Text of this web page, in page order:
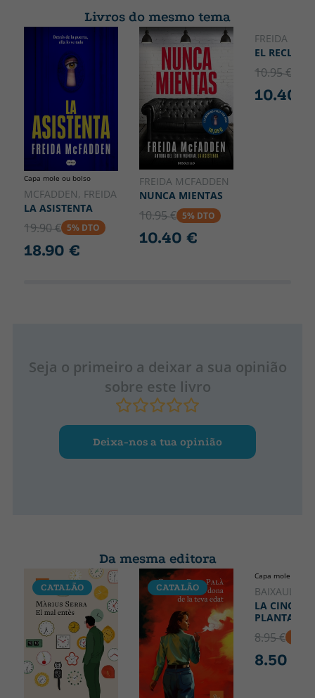
Livros do mesmo tema
Capa mole ou bolso
MCFADDEN, FREIDA
LA ASISTENTA
19.90 € 5% DTO
18.90 €
FREIDA MCFADDEN
NUNCA MIENTAS
10.95 € 5% DTO
10.40 €
FREIDA
EL RECLUSO
10.95 €
10.40 €
Seja o primeiro a deixar a sua opinião
sobre este livro
Deixa-nos a tua opinião
Da mesma editora
CATALÃO CATALÃO CATALÃO
Capa mole ou
BAIXAULI,
LA
PLANTA
8.95 €
8.50 €